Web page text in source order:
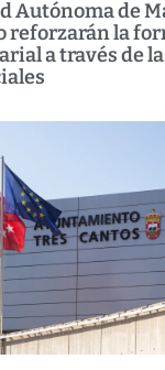
Autónoma de
reforzarán la
a través de